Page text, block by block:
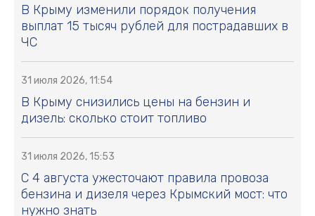
В Крыму изменили порядок получения
выплат 15 тысяч рублей для пострадавших в
ЧС
31 июля 2026, 11:54
В Крыму снизились цены на бензин и
дизель: сколько стоит топливо
31 июля 2026, 15:53
С 4 августа ужесточают правила провоза
бензина и дизеля через Крымский мост: что
нужно знать